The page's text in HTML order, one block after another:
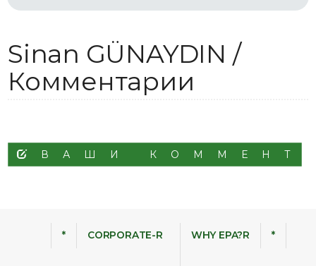
Sinan GÜNAYDIN /
Комментарии
ВАШИ
* CORPORATE-R WHY EPA?R *